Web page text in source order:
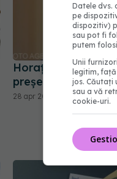
Horaţiu-Remus
președinte al
28 apr 2025, 20:44
Datele dvs.
pe
dispozitiv)
sau pot fi
putem
Unii
legitim,
jos. Căutați
sau a vă
cookie-uri.